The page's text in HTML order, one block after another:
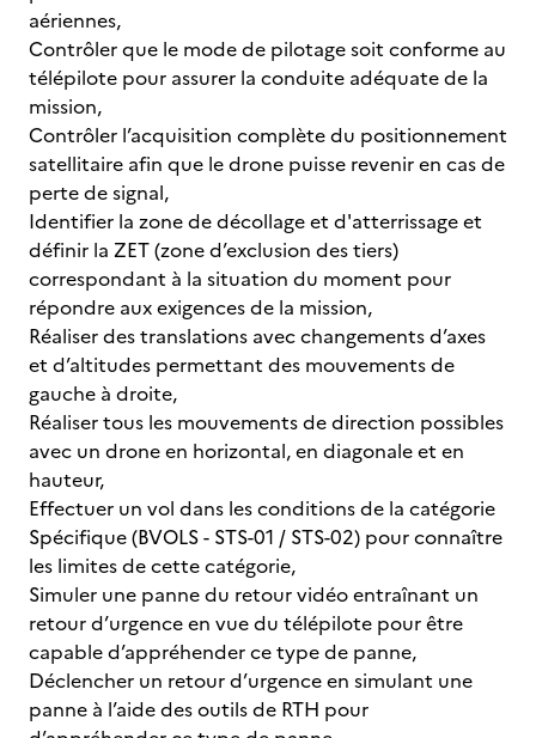
aériennes,
Contrôler que le mode de pilotage soit conforme au
télépilote pour assurer la conduite adéquate de la
mission,
Contrôler l’acquisition complète du positionnement
satellitaire afin que le drone puisse revenir en cas de
perte de signal,
Identifier la zone de décollage et d'atterrissage et
définir la ZET (zone d’exclusion des tiers)
correspondant à la situation du moment pour
répondre aux exigences de la mission,
Réaliser des translations avec changements d’axes
et d’altitudes permettant des mouvements de
gauche à droite,
Réaliser tous les mouvements de direction possibles
avec un drone en horizontal, en diagonale et en
hauteur,
Effectuer un vol dans les conditions de la catégorie
Spécifique (BVOLS - STS-01 / STS-02) pour connaître
les limites de cette catégorie,
Simuler une panne du retour vidéo entraînant un
retour d’urgence en vue du télépilote pour être
capable d’appréhender ce type de panne,
Déclencher un retour d’urgence en simulant une
panne à l’aide des outils de RTH pour